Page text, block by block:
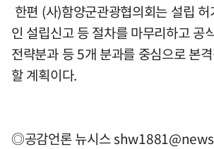
한편 (사)함양군관광협의회는 설립
인 설립신고 등 절차를 마무리하고 공
전략분과 등 5개 분과를 중심으로 본
할 계획이다.
◎공감언론 뉴시스